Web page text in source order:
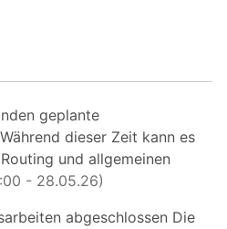
geplante
dieser Zeit kann es
und allgemeinen
- 28.05.26)
abgeschlossen Die